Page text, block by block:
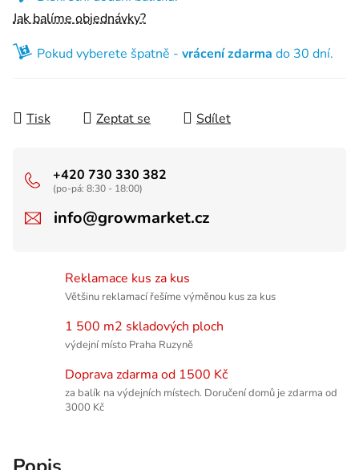
Jak balíme objednávky?
Pokud vyberete špatně - vrácení zdarma do 30 dní.
Tisk Zeptat se Sdílet
+420 730 330 382
(po-pá: 8:30 - 18:00)
info@growmarket.cz
Reklamace kus za kus
Většinu reklamací řešíme výměnou kus za kus
1 500 m2 skladových ploch
výdejní místo Praha Ruzyně
Doprava zdarma od 1500 Kč
za balík na výdejních místech. Doručení domů je zdarma od
3000 Kč